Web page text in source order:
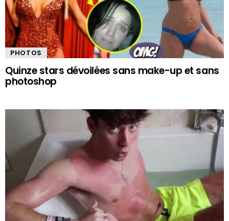
PHOTOS
Quinze stars dévoilées sans make-up et sans
photoshop